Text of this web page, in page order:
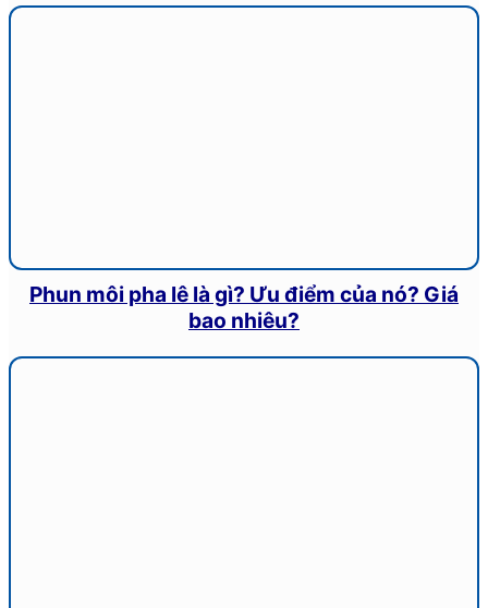
Phun môi pha lê là gì? Ưu điểm của nó? Giá
bao nhiêu?